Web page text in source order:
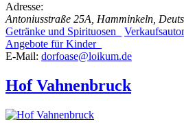
Adresse:
Antoniusstraße 25A, Hamminkeln,
Getränke und Spirituosen
Angebote für Kinder
E-Mail: dorfoase@loikum.de
Hof Vahnenbruck